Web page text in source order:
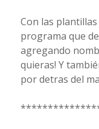
Con las
programa que
agregando
quieras! Y
por detras del